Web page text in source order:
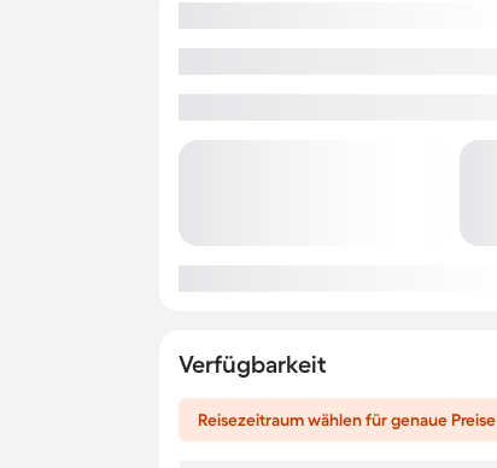
Verfügbarkeit
Reisezeitraum wählen für genaue Preise